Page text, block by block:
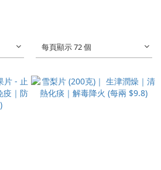
每頁顯示 72 個